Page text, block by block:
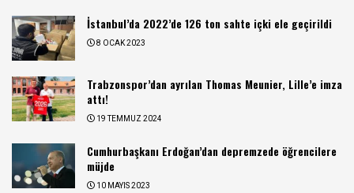
İstanbul’da 2022’de 126 ton sahte içki ele geçirildi
8 OCAK 2023
Trabzonspor’dan ayrılan Thomas Meunier, Lille’e imza
attı!
19 TEMMUZ 2024
Cumhurbaşkanı Erdoğan’dan depremzede öğrencilere
müjde
10 MAYIS 2023